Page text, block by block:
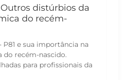
Outros distúrbios da
do recém-
P81 e sua importância na
do recém-nascido.
para profissionais da